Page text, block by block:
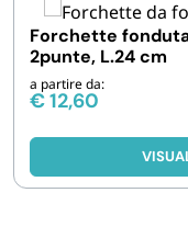
Forchette
2punte, L.24 cm
a partire da:
€12,60